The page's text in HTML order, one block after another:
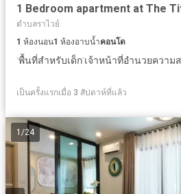
1 Bedroom apartment at The
ตำบลราไวย์
1 ห้องนอน1 ห้องอาบน้ำคอนโด
·พื้นที่สำหรับเด็ก·เจ้าหน้าที่อำนวยความ
เป็นครั้งแรกเมื่อ 3 สัปดาห์ที่แล้ว
1 /24